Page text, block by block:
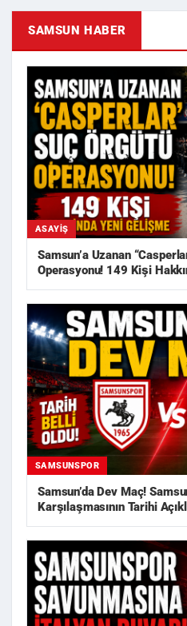
SAMSUN HABER
ASAYIŞ
Samsun’a Uzanan “Casperlar” Suç
Operasyonu! 149 Kişi
SAMSUNSPOR
Samsun’da Dev Maç!
Karşılaşmasının Tarihi